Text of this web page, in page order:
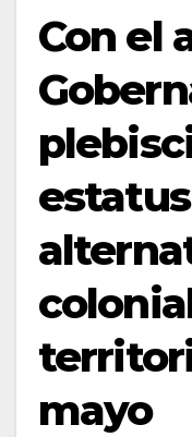
Con el
mayo